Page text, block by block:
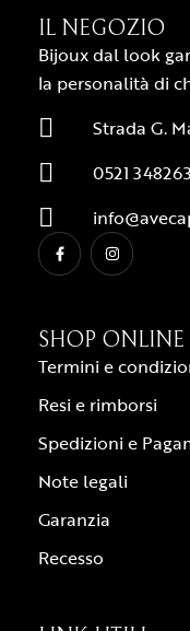
IL NEGOZIO
Bijoux dal look
la personalità di
Strada G.
0521 348263
SHOP ONLINE
Termini e
Resi e rimborsi
Spedizioni e
Note legali
Garanzia
Recesso